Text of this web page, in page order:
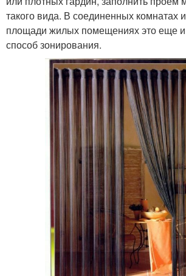
такого вида. В соединенных комнатах
площади жилых помещениях это еще
способ зонирования.